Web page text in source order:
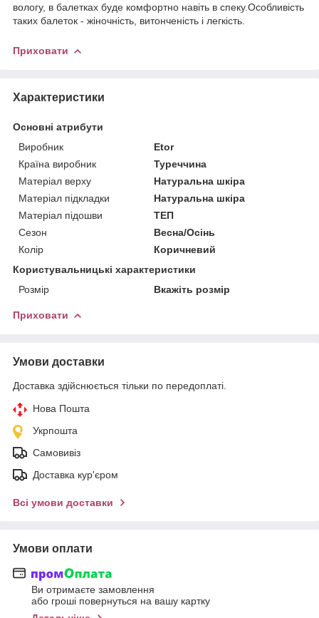
вологу, в балетках буде комфортно навіть в спеку.Особливість
таких балеток - жіночність, витонченість і легкість.
Приховати
Характеристики
Основні атрибути
Виробник
Etor
Країна виробник
Туреччина
Матеріал верху
Натуральна шкіра
Матеріал підкладки
Натуральна шкіра
Матеріал підошви
ТЕП
Сезон
Весна/Осінь
Колір
Коричневий
Користувальницькі характеристики
Розмір
Вкажіть розмір
Приховати
Умови доставки
Доставка здійснюється тільки по передоплаті.
Нова Пошта
Укрпошта
Самовивіз
Доставка кур'єром
Всі умови доставки
Умови оплати
Ви отримаєте замовлення
або гроші повернуться на вашу картку